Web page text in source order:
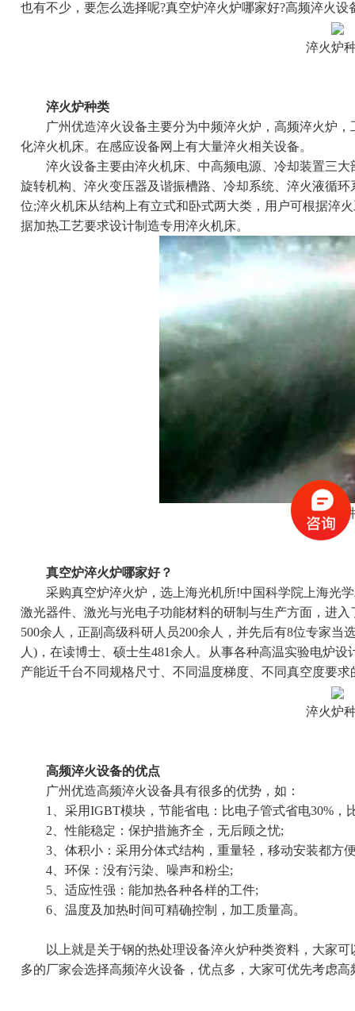
也有不少，要怎么选择呢?真空炉淬火炉哪家好?高频淬火设
淬火炉
淬火炉种类
广州优造淬火设备主要分为中频淬火炉，高频淬火炉，
化淬火机床。在感应设备网上有大量淬火相关设备。
淬火设备主要由淬火机床、中高频电源、冷却装置三大
旋转机构、淬火变压器及谐振槽路、冷却系统、淬火液循
位;淬火机床从结构上有立式和卧式两大类，用户可根据淬
据加热工艺要求设计制造专用淬火机床。
淬火炉
真空炉淬火炉哪家好？
采购真空炉淬火炉，选上海光机所!中国科学院上海光学
激光器件、激光与光电子功能材料的研制与生产方面，进
500余人，正副高级科研人员200余人，并先后有8位专家当
人)，在读博士、硕士生481余人。从事各种高温实验电炉
产能近千台不同规格尺寸、不同温度梯度、不同真空度要求
淬火炉
高频淬火设备的优点
广州优造高频淬火设备具有很多的优势，如：
1、采用IGBT模块，节能省电：比电子管式省电30%，
2、性能稳定：保护措施齐全，无后顾之忧;
3、体积小：采用分体式结构，重量轻，移动安装都方
4、环保：没有污染、噪声和粉尘;
5、适应性强：能加热各种各样的工件;
6、温度及加热时间可精确控制，加工质量高。
以上就是关于钢的热处理设备淬火炉种类资料，大家可
多的厂家会选择高频淬火设备，优点多，大家可优先考虑高